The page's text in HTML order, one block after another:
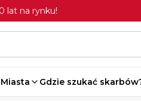
lat na rynku!
Miasta Gdzie szukać